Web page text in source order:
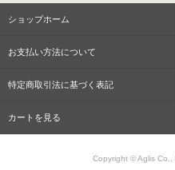
ショップホーム
お支払い方法について
特定商取引法に基づく表記
カートを見る
Copyright © Aglis Co.,